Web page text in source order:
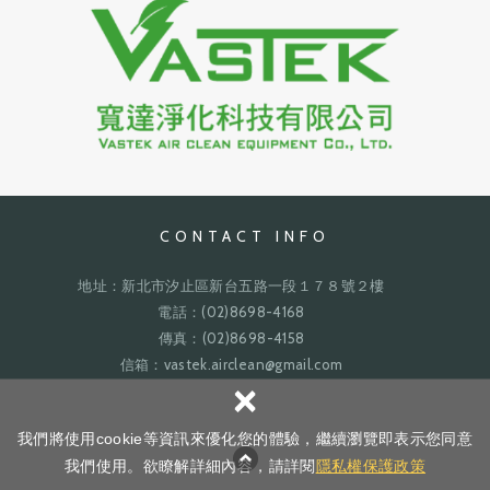
我們將使用cookie等資訊來優化您的體驗，繼續瀏覽即表示您同意
我們使用。欲瞭解詳細內容，請詳閱 隱私權保護政策
×
CONTACT INFO
地址：新北市汐止區新台五路一段１７８號２樓
電話：(02)8698-4168
傳真：(02)8698-4158
信箱：vastek.airclean@gmail.com
Copyright © 寬達淨化All Rights Reserved. 隱私權政策網頁設計 : 新視
野